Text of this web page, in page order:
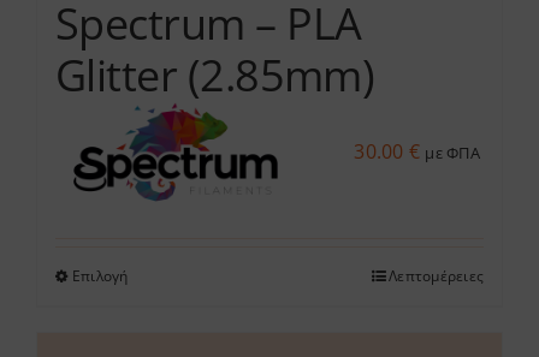
Spectrum – PLA
Glitter (2.85mm)
30.00 € με ΦΠΑ
Επιλογή Λεπτομέρειες